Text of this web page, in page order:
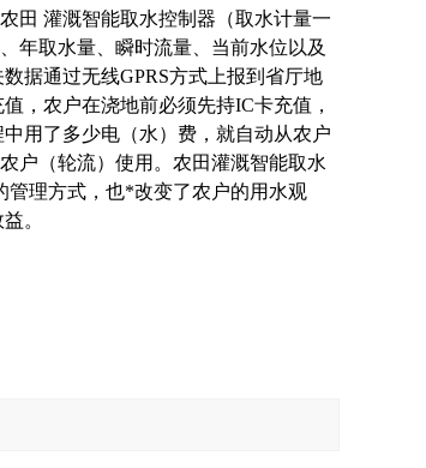
田 灌溉智能取水控制器（取水计量一
年取水量、瞬时流量、当前水位以及
据通过无线GPRS方式上报到省厅地
，农户在浇地前必须先持IC卡充值，
用了多少电（水）费，就自动从农户
户（轮流）使用。农田灌溉智能取水
管理方式，也*改变了农户的用水观
。